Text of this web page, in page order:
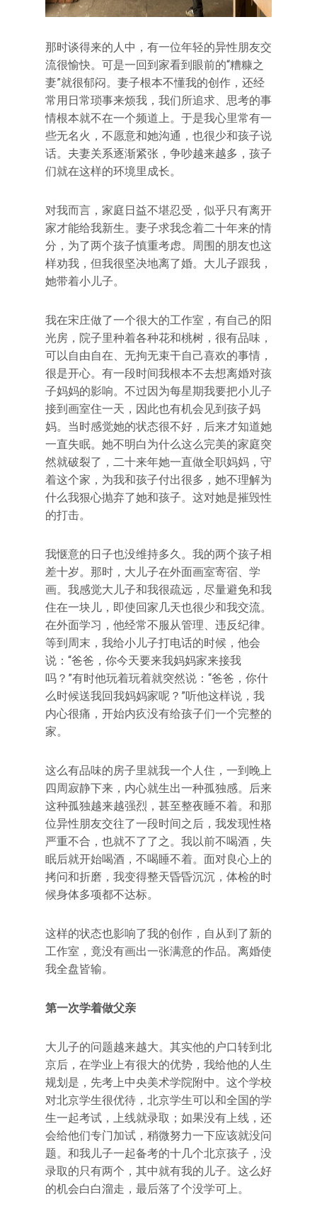
那时谈得来的人中，有一位年轻的异性朋友交
流很愉快。可是一回到家看到眼前的“糟糠之
妻”就很郁闷。妻子根本不懂我的创作，还经
常用日常琐事来烦我，我们所追求、思考的事
情根本就不在一个频道上。于是我心里常有一
些无名火，不愿意和她沟通，也很少和孩子说
话。夫妻关系逐渐紧张，争吵越来越多，孩子
们就在这样的环境里成长。
对我而言，家庭日益不堪忍受，似乎只有离开
家才能给我新生。妻子求我念着二十年来的情
分，为了两个孩子慎重考虑。周围的朋友也这
样劝我，但我很坚决地离了婚。大儿子跟我，
她带着小儿子。
我在宋庄做了一个很大的工作室，有自己的阳
光房，院子里种着各种花和桃树，很有品味，
可以自由自在、无拘无束干自己喜欢的事情，
很是开心。有一段时间我根本不去想离婚对孩
子妈妈的影响。不过因为每星期我要把小儿子
接到画室住一天，因此也有机会见到孩子妈
妈。当时感觉她的状态很不好，后来才知道她
一直失眠。她不明白为什么这么完美的家庭突
然就破裂了，二十来年她一直做全职妈妈，守
着这个家，为我和孩子付出很多，她不理解为
什么我狠心抛弃了她和孩子。这对她是摧毁性
的打击。
我惬意的日子也没维持多久。我的两个孩子相
差十岁。那时，大儿子在外面画室寄宿、学
画。我感觉大儿子和我很疏远，尽量避免和我
住在一块儿，即使回家几天也很少和我交流。
在外面学习，他经常不服从管理、违反纪律。
等到周末，我给小儿子打电话的时候，他会
说：“爸爸，你今天要来我妈妈家来接我
吗？”有时他玩着玩着就突然说：“爸爸，你什
么时候送我回我妈妈家呢？”听他这样说，我
内心很痛，开始内疚没有给孩子们一个完整的
家。
这么有品味的房子里就我一个人住，一到晚上
四周寂静下来，内心就生出一种孤独感。后来
这种孤独越来越强烈，甚至整夜睡不着。和那
位异性朋友交往了一段时间之后，我发现性格
严重不合，也就不了了之。我以前不喝酒，失
眠后就开始喝酒，不喝睡不着。面对良心上的
拷问和折磨，我变得整天昏昏沉沉，体检的时
候身体多项都不达标。
这样的状态也影响了我的创作，自从到了新的
工作室，竟没有画出一张满意的作品。离婚使
我全盘皆输。
第一次学着做父亲
大儿子的问题越来越大。其实他的户口转到北
京后，在学业上有很大的优势，我给他的人生
规划是，先考上中央美术学院附中。这个学校
对北京学生很优待，北京学生可以和全国的学
生一起考试，上线就录取；如果没有上线，还
会给他们专门加试，稍微努力一下应该就没问
题。和我儿子一起备考的十几个北京孩子，没
录取的只有两个，其中就有我的儿子。这么好
的机会白白溜走，最后落了个没学可上。